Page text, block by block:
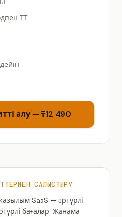
ТТ
алу — ₸12 490
САЛЫСТЫРУ
SaaS — әртүрлі
бағалар. Жанама